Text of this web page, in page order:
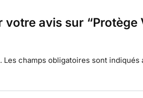
avis sur “Protège
Les champs obligatoires sont indiqués